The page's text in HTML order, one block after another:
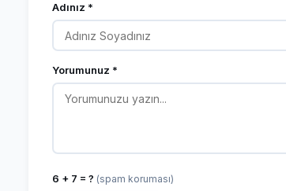
Adınız *
Yorumunuz *
6 + 7 = ? (spam koruması)